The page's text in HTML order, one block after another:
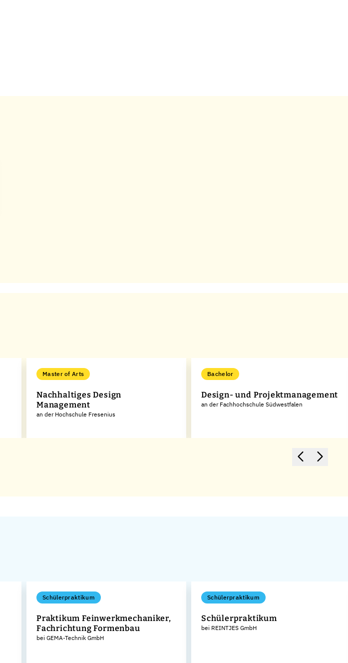
Master of Arts
Nachhaltiges Design
Management
an der Hochschule Fresenius
Bachelor
Design- und Projektmanagement
an der Fachhochschule Südwestfalen
Schülerpraktikum
Praktikum Feinwerkmechaniker,
Fachrichtung Formenbau
bei GEMA-Technik GmbH
Schülerpraktikum
Schülerpraktikum
bei REINTJES GmbH